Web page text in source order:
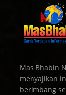
Mas Bhabin
menyajikan
berimbang